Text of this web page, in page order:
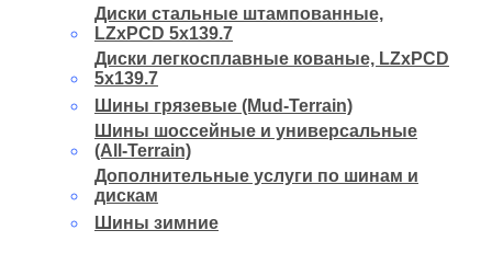
Диски стальные штампованные,
LZxPCD 5x139.7
Диски легкосплавные кованые, LZxPCD
5x139.7
Шины грязевые (Mud-Terrain)
Шины шоссейные и универсальные
(All-Terrain)
Дополнительные услуги по шинам и
дискам
Шины зимние